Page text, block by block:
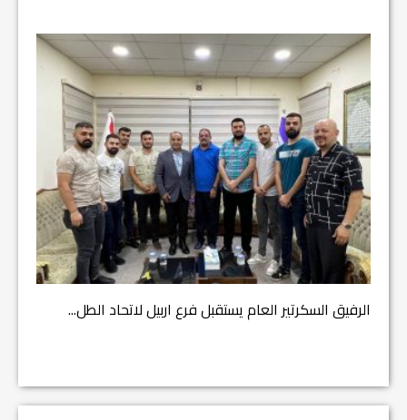
الرفيق السكرتير العام يستقبل فرع اربيل لاتحاد الطل...